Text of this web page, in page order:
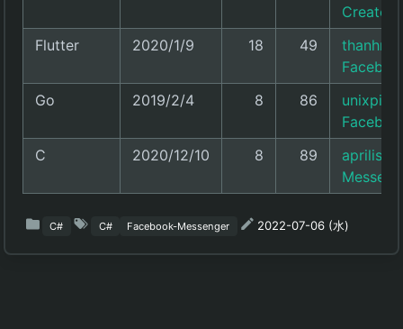
Created
Flutter
2020/1/9 18 49
Go
2019/2/4 8 86
C
2020/12/10 8 89
aprilis/
C# C# Facebook-Messenger 2022-07-06 (水)